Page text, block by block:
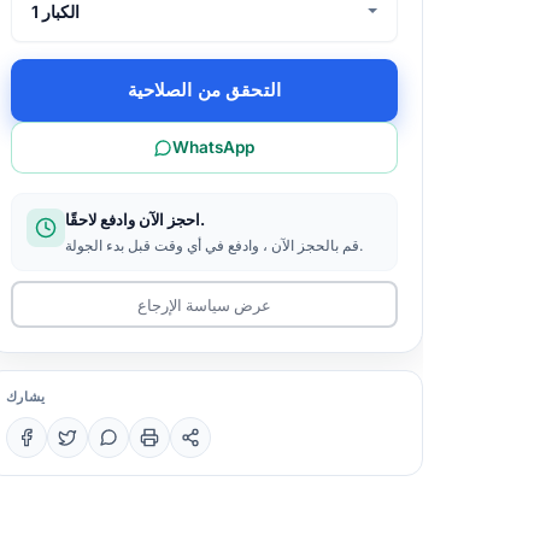
1 الكبار
التحقق من الصلاحية
WhatsApp
احجز الآن وادفع لاحقًا.
قم بالحجز الآن ، وادفع في أي وقت قبل بدء الجولة.
عرض سياسة الإرجاع
يشارك